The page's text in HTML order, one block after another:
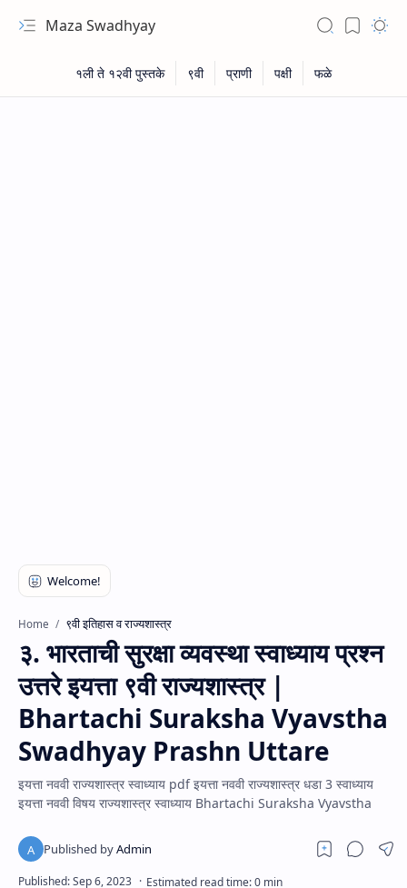
Maza Swadhyay
Home ९वी इतिहास व राज्यशास्त्र
३. भारताची सुरक्षा व्यवस्था स्वाध्याय प्रश्न
उत्तरे इयत्ता ९वी राज्यशास्त्र |
Bhartachi Suraksha Vyavstha
Swadhyay Prashn Uttare
इयत्ता नववी राज्यशास्त्र स्वाध्याय pdf इयत्ता नववी राज्यशास्त्र धडा 3 स्वाध्याय
इयत्ता नववी विषय राज्यशास्त्र स्वाध्याय Bhartachi Suraksha Vyavstha